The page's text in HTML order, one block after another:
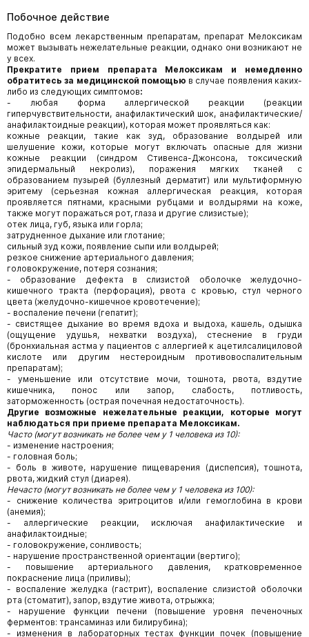
Побочное действие
Подобно всем лекарственным препаратам, препарат Мелоксикам
может вызывать нежелательные реакции, однако они возникают не
у всех.
Прекратите прием препарата Мелоксикам и немедленно
обратитесь за медицинской помощью в случае появления каких-
либо из следующих симптомов:
- любая форма аллергической реакции (реакции
гиперчувствительности, анафилактический шок, анафилактические/
анафилактоидные реакции), которая может проявляться как:
кожные реакции, такие как зуд, образование волдырей или
шелушение кожи, которые могут включать опасные для жизни
кожные реакции (синдром Стивенса-Джонсона, токсический
эпидермальный некролиз), поражения мягких тканей с
образованием пузырей (буллезный дерматит) или мультиформную
эритему (серьезная кожная аллергическая реакция, которая
проявляется пятнами, красными рубцами и волдырями на коже,
также могут поражаться рот, глаза и другие слизистые);
отек лица, губ, языка или горла;
затрудненное дыхание или глотание;
сильный зуд кожи, появление сыпи или волдырей;
резкое снижение артериального давления;
головокружение, потеря сознания;
- образование дефекта в слизистой оболочке желудочно-
кишечного тракта (перфорация), рвота с кровью, стул черного
цвета (желудочно-кишечное кровотечение);
- воспаление печени (гепатит);
- свистящее дыхание во время вдоха и выдоха, кашель, одышка
(ощущение удушья, нехватки воздуха), стеснение в груди
(бронхиальная астма у пациентов с аллергией к ацетилсалициловой
кислоте или другим нестероидным противовоспалительным
препаратам);
- уменьшение или отсутствие мочи, тошнота, рвота, вздутие
кишечника, понос или запор, слабость, потливость,
заторможенность (острая почечная недостаточность).
Другие возможные нежелательные реакции, которые могут
наблюдаться при приеме препарата Мелоксикам.
Часто (могут возникать не более чем у 1 человека из 10):
- изменение настроения;
- головная боль;
- боль в животе, нарушение пищеварения (диспепсия), тошнота,
рвота, жидкий стул (диарея).
Нечасто (могут возникать не более чем у 1 человека из 100):
- снижение количества эритроцитов и/или гемоглобина в крови
(анемия);
- аллергические реакции, исключая анафилактические и
анафилактоидные;
- головокружение, сонливость;
- нарушение пространственной ориентации (вертиго);
- повышение артериального давления, кратковременное
покраснение лица (приливы);
- воспаление желудка (гастрит), воспаление слизистой оболочки
рта (стоматит), запор, вздутие живота, отрыжка;
- нарушение функции печени (повышение уровня печеночных
ферментов: трансаминаз или билирубина);
- изменения в лабораторных тестах функции почек (повышение